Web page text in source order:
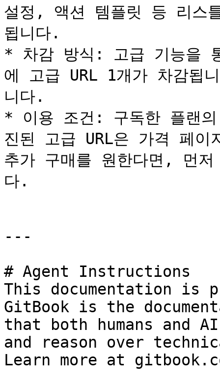
설정, 액션 템플릿 등 리스
됩니다.
* 차감 방식: 고급 기능을
에 고급 URL 1개가 차감됩
니다.
* 이용 조건: 구독한 플랜
진된 고급 URL은 가격 페
추가 구매를 원한다면, 먼
다.
---
# Agent Instructions
This documentation is
GitBook is the
that both humans and
and reason over
Learn more at